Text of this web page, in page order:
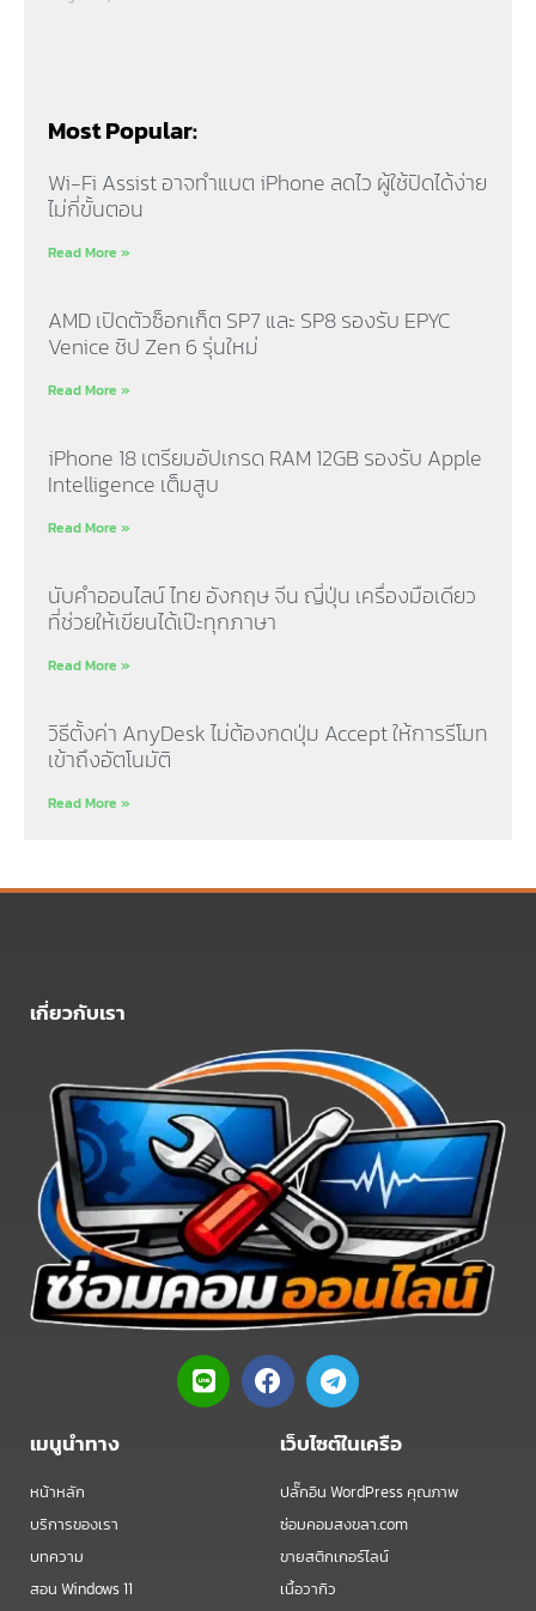
Most Popular:
Wi-Fi Assist อาจทำแบต iPhone ลดไว ผู้ใช้ปิดได้ง่าย
ไม่กี่ขั้นตอน
Read More »
AMD เปิดตัวซ็อกเก็ต SP7 และ SP8 รองรับ EPYC
Venice ชิป Zen 6 รุ่นใหม่
Read More »
iPhone 18 เตรียมอัปเกรด RAM 12GB รองรับ Apple
Intelligence เต็มสูบ
Read More »
นับคำออนไลน์ ไทย อังกฤษ จีน ญี่ปุ่น เครื่องมือเดียว
ที่ช่วยให้เขียนได้เป๊ะทุกภาษา
Read More »
วิธีตั้งค่า AnyDesk ไม่ต้องกดปุ่ม Accept ให้การรีโมท
เข้าถึงอัตโนมัติ
Read More »
เกี่ยวกับเรา
L
i
n
F
a
c
o
o
k
T
e
l
e
r
a
m
เมนูนำทาง
หน้าหลัก
บริการของเรา
บทความ
สอน Windows 11
เว็บไซต์ในเครือ
ปลั๊กอิน WordPress คุณภาพ
ซ่อมคอมสงขลา.com
ขายสติกเกอร์ไลน์
เนื้อวากิว